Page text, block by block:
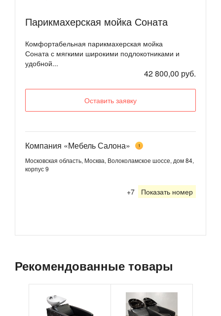
Парикмахерская мойка Соната
Комфортабельная парикмахерская мойка
Соната с мягкими широкими подлокотниками и
удобной...
42 800,00 руб.
Оставить заявку
Компания «Мебель Салона» 1
Московская область, Москва, Волоколамское шоссе, дом 84,
корпус 9
+7 Показать номер
Рекомендованные товары